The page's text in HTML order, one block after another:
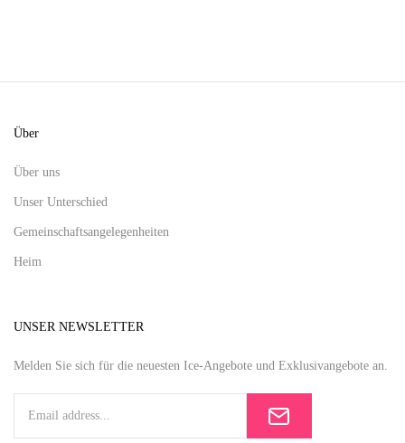
Über
Über uns
Unser Unterschied
Gemeinschaftsangelegenheiten
Heim
UNSER NEWSLETTER
Melden Sie sich für die neuesten Ice-Angebote und Exklusivangebote an.